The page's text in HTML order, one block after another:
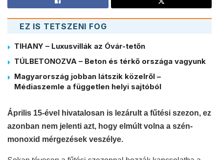
EZ IS TETSZENI FOG
TIHANY – Luxusvillák az Óvár-tetőn
TÚLBETONOZVA – Beton és térkő országa vagyunk
Magyarország jobban látszik közelről –
Médiaszemle a független helyi sajtóból
Április 15-ével hivatalosan is lezárult a fűtési szezon, ez
azonban nem jelenti azt, hogy elmúlt volna a szén-
monoxid mérgezések veszélye.